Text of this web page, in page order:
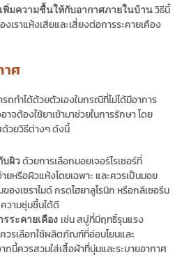
พิ่มความชื้นให้กับอากาศภายในบ้านวิธีนี้
เราแห้งเสียและเสี่ยงต่อการระคายเคือง
าศ
ถทำได้ด้วยตัวเองในกรณีที่ไม่ได้มีอาการ
จต้องใช้ยาเข้ามาช่วยในการรักษา โดย
วยวิธีต่างๆ ดังนี้
บผิวด้วยการเลือกมอยเจอร์ไรเซอร์ที่
หรือผิวแห้งโดยเฉพาะ และควรเป็นมอย
องเซราไมด์ กรดไฮยาลูโรนิก หรือกลีเซอรีน
วามชุ่มชื้นได้ดี
ระคายเคือง เช่น สบู่ที่มีฤทธิ์รุนแรง
รเลือกใช้ผลิตภัณฑ์ที่อ่อนโยนและ
นี้ควรสวมใส่เสื้อผ้าที่นุ่มและระบายอากาศ